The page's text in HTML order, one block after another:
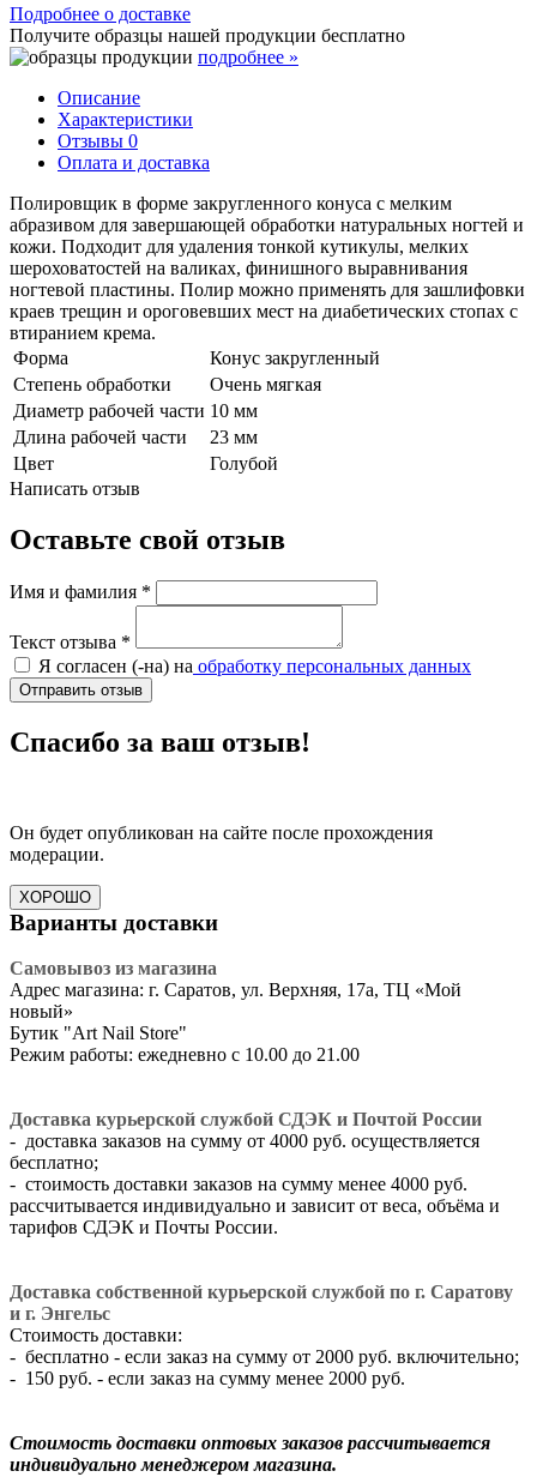
Подробнее о доставке
Получите образцы нашей продукции бесплатно
подробнее »
Описание
Характеристики
Отзывы 0
Оплата и доставка
Полировщик в форме закругленного конуса с мелким
абразивом для завершающей обработки натуральных ногтей и
кожи. Подходит для удаления тонкой кутикулы, мелких
шероховатостей на валиках, финишного выравнивания
ногтевой пластины. Полир можно применять для зашлифовки
краев трещин и ороговевших мест на диабетических стопах с
втиранием крема.
Форма
Конус закругленный
Степень обработки
Очень мягкая
Диаметр рабочей части 10 мм
Длина рабочей части
23 мм
Цвет
Голубой
Написать отзыв
Оставьте свой отзыв
Имя и фамилия *
Текст отзыва *
Я согласен (-на) на обработку персональных данных
Отправить отзыв
Спасибо за ваш отзыв!
Он будет опубликован на сайте после прохождения
модерации.
ХОРОШО
Варианты доставки
Самовывоз из магазина
Адрес магазина: г. Саратов, ул. Верхняя, 17а, ТЦ «Мой
новый»
​Бутик "Art Nail Store"
Режим работы: ежедневно с 10.00 до 21.00
Доставка курьерской службой СДЭК и Почтой России
- доставка заказов на сумму от 4000 руб. осуществляется
бесплатно;
- стоимость доставки заказов на сумму менее 4000 руб.
рассчитывается индивидуально и зависит от веса, объёма и
тарифов СДЭК и Почты России.
Доставка собственной курьерской службой по г. Саратову
и г. Энгельс
Стоимость доставки:
- бесплатно - если заказ на сумму от 2000 руб. включительно;
- 150 руб. - если заказ на сумму менее 2000 руб.
Стоимость доставки оптовых заказов рассчитывается
индивидуально менеджером магазина.